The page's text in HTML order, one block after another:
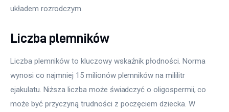
układem rozrodczym.
Liczba plemników
Liczba plemników to kluczowy wskaźnik płodności. Norma
wynosi co najmniej 15 milionów plemników na mililitr
ejakulatu. Niższa liczba może świadczyć o oligospermii, co
może być przyczyną trudności z poczęciem dziecka. W